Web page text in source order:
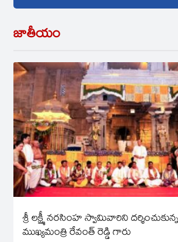
జాతీయం
శ్రీ లక్ష్మీ నరసింహ స్వామివారిని
ముఖ్యమంత్రి రేవంత్ రెడ్డి గారు